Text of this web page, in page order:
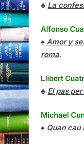
♣ La
Alfonso
♠ Amor y
roma.
Llibert
♣ El pas
Michael
♠ Quan cau